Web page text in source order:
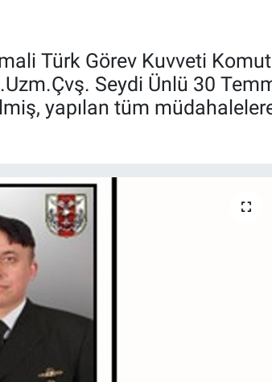
Türk Görev Kuvveti
Seydi Ünlü 30
yapılan tüm